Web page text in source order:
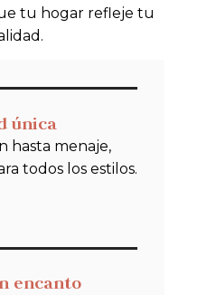
tu hogar refleje tu
única
hasta menaje,
todos los estilos.
encanto